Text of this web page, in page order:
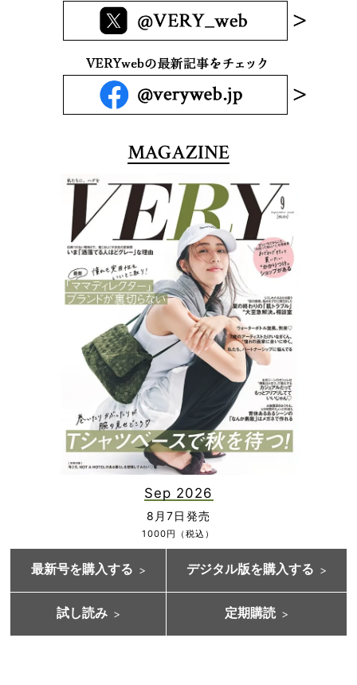
MAGAZINE
Sep 2026
8月7日発売
1000円（税込）
最新号を購入する デジタル版を購入する
試し読み 定期購読